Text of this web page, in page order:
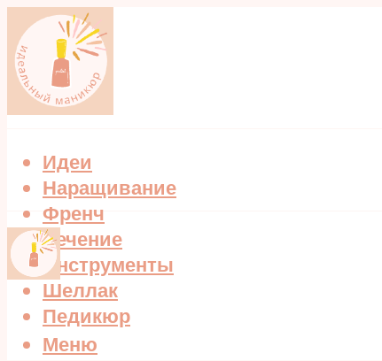
Идеи
Наращивание
Френч
Лечение
Инструменты
Шеллак
Педикюр
Меню